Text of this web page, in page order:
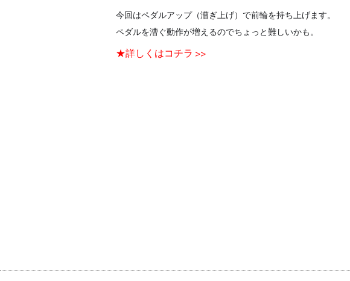
今回はペダルアップ（漕ぎ上げ）で前輪を持ち上げます。
ペダルを漕ぐ動作が増えるのでちょっと難しいかも。
★詳しくはコチラ >>